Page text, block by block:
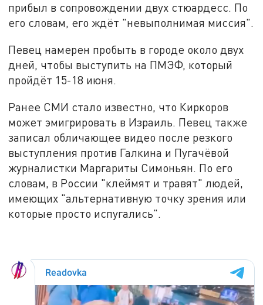
прибыл в сопровождении двух стюардесс. По
его словам, его ждёт "невыполнимая миссия".
Певец намерен пробыть в городе около двух
дней, чтобы выступить на ПМЭФ, который
пройдёт 15-18 июня.
Ранее СМИ стало известно, что Киркоров
может эмигрировать в Израиль. Певец также
записал обличающее видео после резкого
выступления против Галкина и Пугачёвой
журналистки Маргариты Симоньян. По его
словам, в России "клеймят и травят" людей,
имеющих "альтернативную точку зрения или
которые просто испугались".